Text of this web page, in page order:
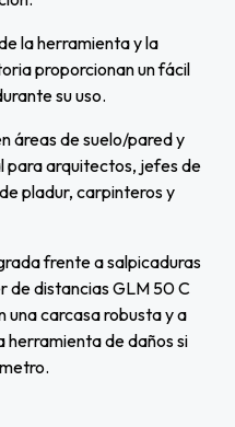
la herramienta y la
proporcionan un fácil
su uso.
áreas de suelo/pared y
para arquitectos, jefes de
pladur, carpinteros y
frente a salpicaduras
de distancias GLM 50 C
una carcasa robusta y a
herramienta de daños si